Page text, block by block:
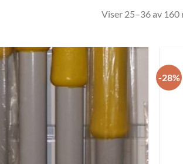
Viser 25–36 av 160
-28%